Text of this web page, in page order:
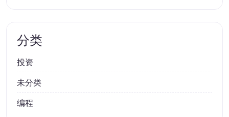
分类
投资
未分类
编程